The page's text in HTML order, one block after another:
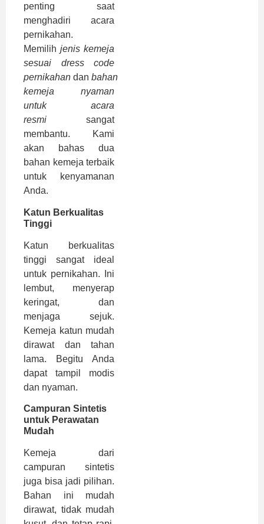
penting saat
menghadiri acara
pernikahan.
Memilih jenis kemeja
sesuai dress code
pernikahan dan bahan
kemeja nyaman
untuk acara
resmi sangat
membantu. Kami
akan bahas dua
bahan kemeja terbaik
untuk kenyamanan
Anda.
Katun Berkualitas
Tinggi
Katun berkualitas
tinggi sangat ideal
untuk pernikahan. Ini
lembut, menyerap
keringat, dan
menjaga sejuk.
Kemeja katun mudah
dirawat dan tahan
lama. Begitu Anda
dapat tampil modis
dan nyaman.
Campuran Sintetis
untuk Perawatan
Mudah
Kemeja dari
campuran sintetis
juga bisa jadi pilihan.
Bahan ini mudah
dirawat, tidak mudah